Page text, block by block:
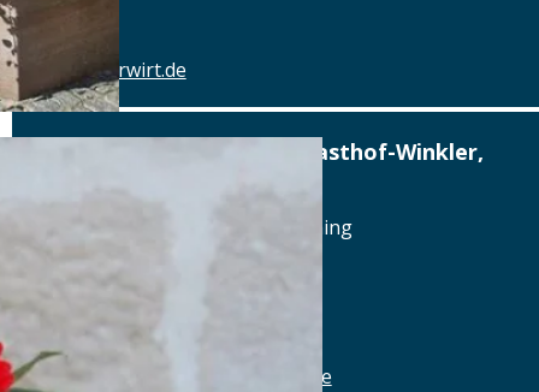
www.alterwirt.de
Altstadthotel, Brauerei-Gasthof-Winkler,
Reichenauplatz 22, 92334 Berching
Details
www.brauereigasthof-winkler.de